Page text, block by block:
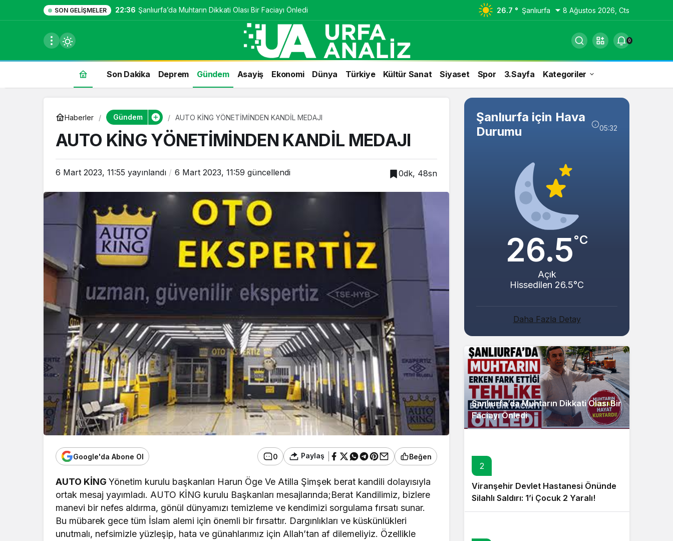
SON GELIŞMELER 22:36 Şanlıurfa’da Muhtarın Dikkati Olası Bir Faciayı Önledi 26.7 ° Şanlıurfa 8 Ağustos 2026, Cts
0
Son Dakika Deprem Gündem Asayiş Ekonomi Dünya Türkiye Kültür Sanat Siyaset Spor 3.Sayfa Kategoriler
Haberler Gündem AUTO KİNG YÖNETİMİNDEN KANDİL MEDAJI
AUTO KİNG YÖNETİMİNDEN KANDİL MEDAJI
6 Mart 2023, 11:55 yayınlandı 6 Mart 2023, 11:59 güncellendi 0dk, 48sn
Google'da Abone Ol 0 Paylaş Beğen
AUTO KİNGYönetim kurulu başkanları Harun Öge Ve Atilla Şimşek berat kandili dolayısıyla
ortak mesaj yayımladı. AUTO KİNG kurulu Başkanları mesajlarında;Berat Kandilimiz, bizlere
manevi bir nefes aldırma, gönül dünyamızı temizleme ve kendimizi sorgulama fırsatı sunar.
Bu mübarek gece tüm İslam alemi için önemli bir fırsattır. Dargınlıkları ve küskünlükleri
unutmalı, nefsimizle yüzleşip, hata ve günahlarımız için Allah’tan af dilemeliyiz. Özellikle
Şanlıurfa için Hava
Durumu
05:32
26.5°C
Açık
Hissedilen 26.5°C
Daha Fazla Detay
Şanlıurfa’da Muhtarın Dikkati Olası Bir
Faciayı Önledi
2
Viranşehir Devlet Hastanesi Önünde
Silahlı Saldırı: 1’i Çocuk 2 Yaralı!